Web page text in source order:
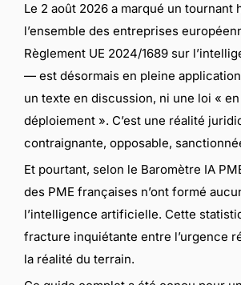
Le 2 août 2026 a marqué un tournant
l’ensemble des entreprises
Règlement UE 2024/1689 sur
— est désormais en pleine
un texte en discussion, ni une loi «
déploiement ». C’est une réalité
contraignante, opposable,
Et pourtant, selon le Baromètre IA
des PME françaises n’ont formé
l’intelligence artificielle. Cette
fracture inquiétante entre l’urgence
la réalité du terrain.